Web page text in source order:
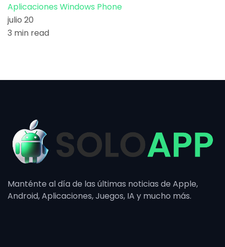
Aplicaciones Windows Phone
julio 20
3 min read
Manténte al día de las últimas noticias de Apple,
Android, Aplicaciones, Juegos, IA y mucho más.